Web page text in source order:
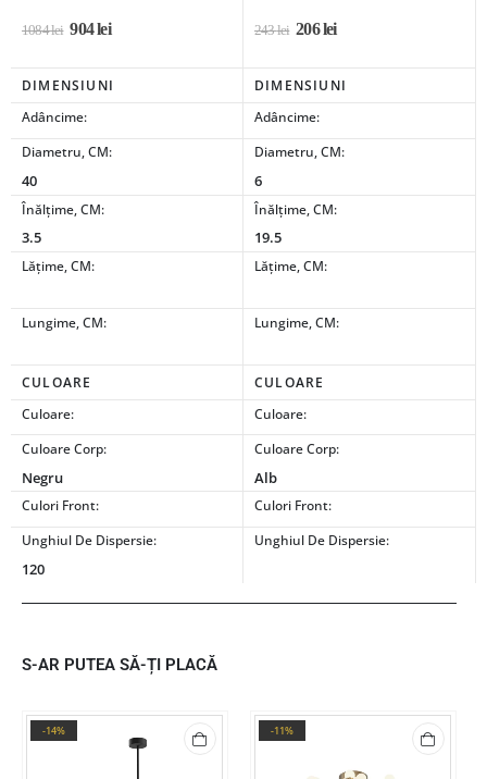
1084lei 904lei 243lei 206lei
DIMENSIUNI
DIMENSIUNI
Adâncime:
Adâncime:
Diametru, CM:
40
Diametru, CM:
6
Înălțime, CM:
3.5
Înălțime, CM:
19.5
Lățime, CM: Lățime, CM:
Lungime, CM: Lungime, CM:
CULOARE
CULOARE
Culoare:
Culoare:
Culoare Corp:
Negru
Culoare Corp:
Alb
Culori Front:
Culori Front:
Unghiul De Dispersie:
120
Unghiul De Dispersie:
S-AR PUTEA SĂ-ȚI PLACĂ
-14% -11%